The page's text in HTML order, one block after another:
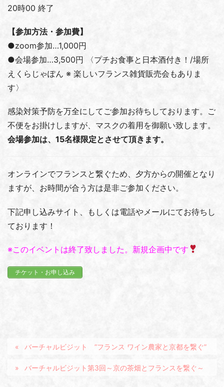
20時00 終了
【参加方法・参加費】
●zoom参加…1,000円
●会場参加…3,500円 〈プチお食事と日本酒付き！/場所
えくらじゃぽん ※ 楽しいフランス雑貨販売会もありま
す〉
感染対策予防を万全にしてご参加お待ちしております。ご
不便をお掛けしますが、マスクの着用を御願い致します。
会場参加は、15名様限定とさせて頂きます。
オンラインでフランスと繋ぐため、夕方からの開催となり
ますが、お時間が合う方は是非ご参加ください。
下記申し込みサイト、もしくは電話やメールにてお待ちし
ております！
※このイベントは終了致しました。新規企画中です
チケット・お申し込み
バーチャルビジット ”フランス ワイン農家と京都を繋ぐ”
バーチャルビジット第3回～京の茶畑とフランスを繋ぐ～